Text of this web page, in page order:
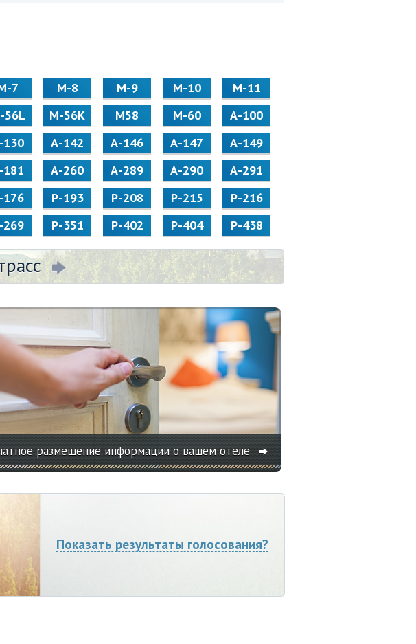
7 М-8 М-9 М-10
М-11
56L M-56K М58 M-60
А-100
А-142 А-146 А-147
А-149
А-260 А-289 А-290
А-291
176 Р-193 Р-208 Р-215
Р-216
269 Р-351 Р-402 Р-404 Р-438
размещение информации о вашем отеле
Показать результаты голосования?